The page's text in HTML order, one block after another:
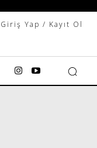
Giriş Yap / Kayıt Ol